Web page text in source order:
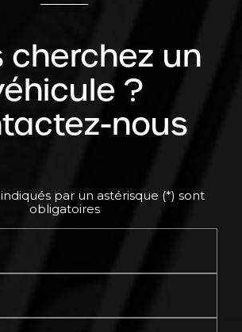
cherchez un
?
nous
par un astérisque (*) sont
obligatoires